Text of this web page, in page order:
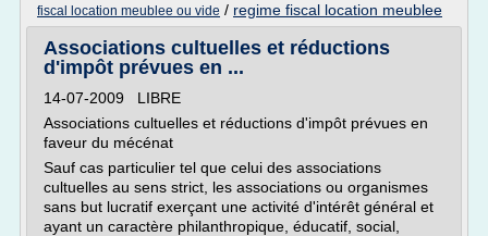
fiscal location meublee ou vide / regime fiscal location meublee
Associations cultuelles et réductions
d'impôt prévues en ...
14-07-2009 LIBRE
Associations cultuelles et réductions d'impôt prévues en
faveur du mécénat
Sauf cas particulier tel que celui des associations
cultuelles au sens strict, les associations ou organismes
sans but lucratif exerçant une activité d'intérêt général et
ayant un caractère philanthropique, éducatif, social,